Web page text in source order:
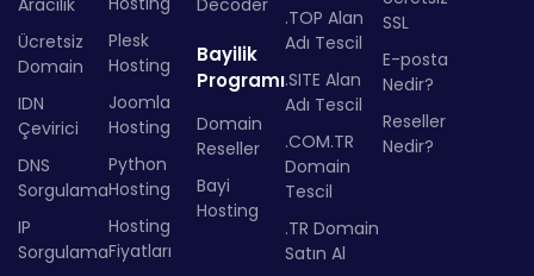
Aracılık
Ücretsiz
Domain
IDN
Çevirici
DNS
Sorgulama
IP
Sorgulama
Plesk
Hosting
Joomla
Hosting
Python
Hosting
Hosting
Fiyatları
Decoder
Bayilik
Programı
Domain
Reseller
Bayi
Hosting
.TOP Alan
Adı Tescil
.SITE Alan
Adı Tescil
.COM.TR
Domain
Tescil
.TR Domain
Satın Al
SSL
E-posta
Nedir?
Reseller
Nedir?